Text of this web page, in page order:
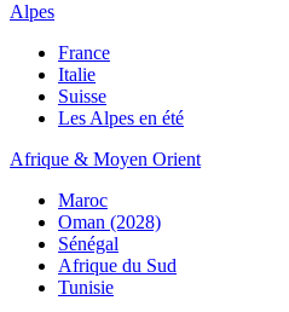
Alpes
France
Italie
Suisse
Les Alpes en été
Afrique & Moyen Orient
Maroc
Oman (2028)
Sénégal
Afrique du Sud
Tunisie